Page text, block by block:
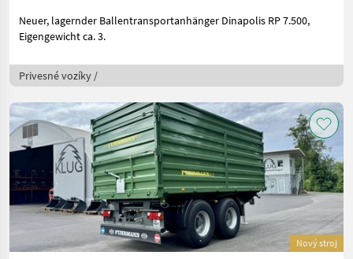
Neuer, lagernder Ballentransportanhänger Dinapolis RP 7.500,
Eigengewicht ca. 3.
Privesné vozíky /
Nový stroj